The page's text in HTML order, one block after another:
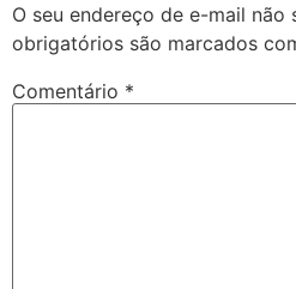
O seu endereço de e-mail não
obrigatórios são marcados
Comentário *